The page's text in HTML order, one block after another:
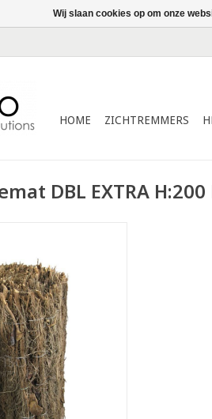
HOME ZICHTREMMERS
DBL EXTRA
Wij slaan cookies op om onze